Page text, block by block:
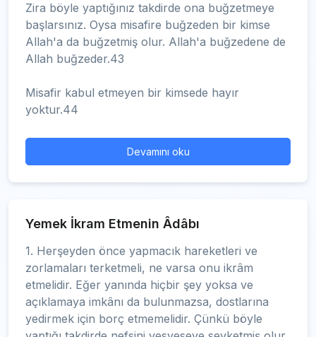
Zira böyle yaptığınız takdirde ona buğzetmeye
başlarsınız. Oysa misafire buğzeden bir kimse
Allah'a da buğzetmiş olur. Allah'a buğzedene de
Allah buğzeder.43
Misafir kabul etmeyen bir kimsede hayır
yoktur.44
Devamını oku
Yemek İkram Etmenin Âdâbı
1. Herşeyden önce yapmacık hareketleri ve
zorlamaları terketmeli, ne varsa onu ikrâm
etmelidir. Eğer yanında hiçbir şey yoksa ve
açıklamaya imkânı da bulunmazsa, dostlarına
yedirmek için borç etmemelidir. Çünkü böyle